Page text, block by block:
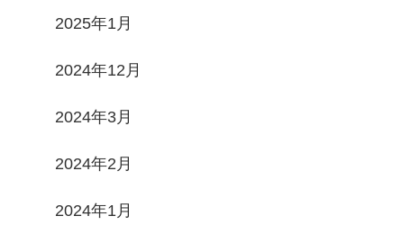
2025年1月
2024年12月
2024年3月
2024年2月
2024年1月